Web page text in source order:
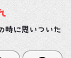
時に思いついた